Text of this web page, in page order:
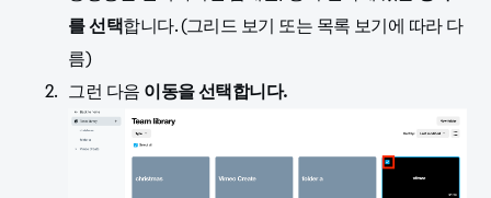
를 선택합니다. (그리드 보기 또는 목록 보기에 따라 다
름)
그런 다음이동을 선택합니다.